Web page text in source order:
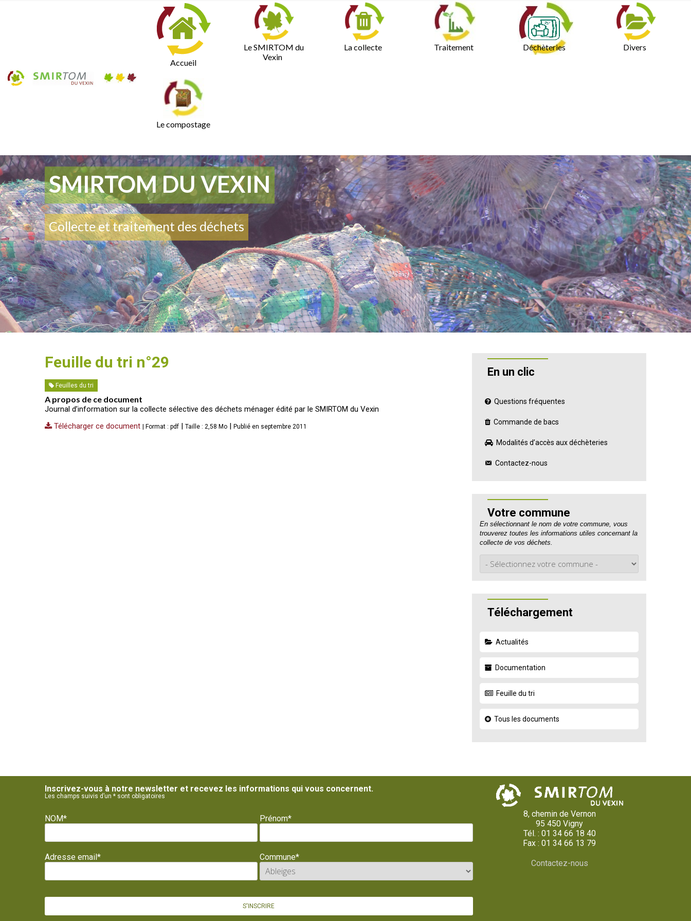
Accueil
Le SMIRTOM du
Vexin
La collecte Traitement Déchèteries Divers
Le compostage
SMIRTOM DU VEXIN
Collecte et traitement des déchets
Feuille du tri n°29
Feuilles du tri
A propos de ce document
Journal d’information sur la collecte sélective des déchets ménager édité par le SMIRTOM du Vexin
Télécharger ce document
| Format : pdf Taille : 2,58 Mo Publié en septembre 2011
En un clic
Questions fréquentes
Commande de bacs
Modalités d’accès aux déchèteries
Contactez-nous
Votre commune
En sélectionnant le nom de votre commune, vous
trouverez toutes les informations utiles concernant la
collecte de vos déchets.
Téléchargement
Actualités
Documentation
Feuille du tri
Tous les documents
Inscrivez-vous à notre newsletter et recevez les informations qui vous concernent.
Les champs suivis d’un * sont obligatoires
NOM* Prénom*
Adresse email* Commune*
8, chemin de Vernon
95 450 Vigny
Tél. : 01 34 66 18 40
Fax : 01 34 66 13 79
Contactez-nous